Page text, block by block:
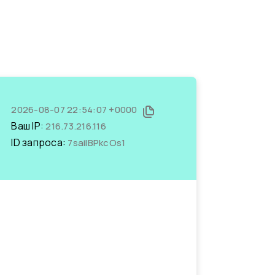
2026-08-07 22:54:07 +0000
Ваш IP:216.73.216.116
ID запроса: 7sailBPkcOs1